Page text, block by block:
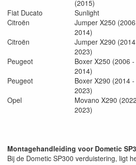
(2015)
Fiat Ducato
Sunlight
Citroën
Jumper X250
2014)
Citroën
Jumper X290
2023)
Peugeot
Boxer X250 (2006 -
2014)
Peugeot
Boxer X290 (2014 -
2023)
Opel
Movano X290
2023)
Montagehandleiding voor Dometic
Bij de Dometic SP300 verduistering, ligt